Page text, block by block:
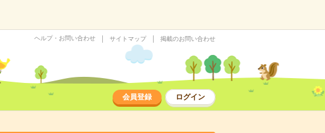
ヘルプ・お問い合わせ サイトマップ 掲載のお問い合わせ
会員登録 ログイン